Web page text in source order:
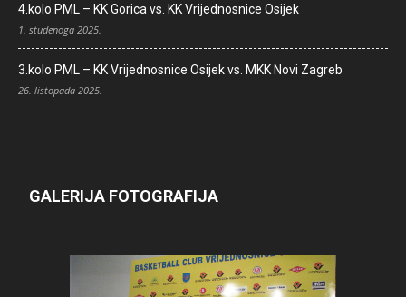
4.kolo PML – KK Gorica vs. KK Vrijednosnice Osijek
1. studenoga 2025.
3.kolo PML – KK Vrijednosnice Osijek vs. MKK Novi Zagreb
26. listopada 2025.
GALERIJA FOTOGRAFIJA